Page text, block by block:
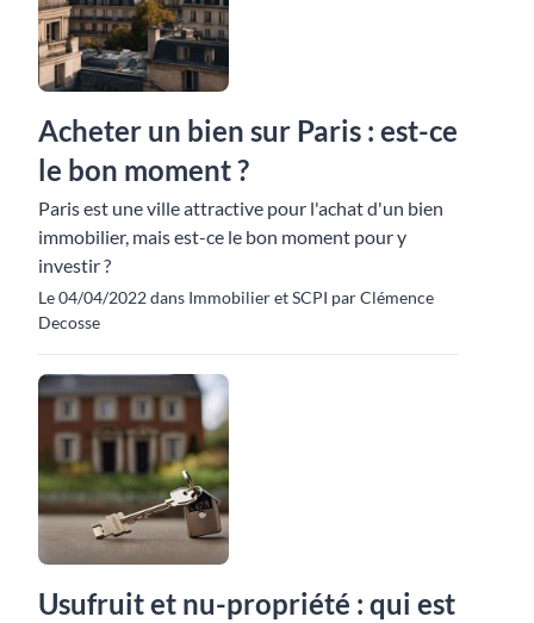
Acheter un bien sur Paris : est-ce
le bon moment ?
Paris est une ville attractive pour l'achat d'un bien
immobilier, mais est-ce le bon moment pour y
investir ?
Le 04/04/2022 dans Immobilier et SCPI par Clémence
Decosse
Usufruit et nu-propriété : qui est